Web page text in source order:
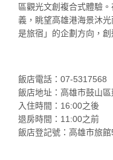
區觀光文創複合式體驗
義，眺望高雄港海景沐
是旅宿」的企劃方向，
飯店電話：07-5317568
飯店地址：高雄市鼓山
入住時間：16:00之後
退房時間：11:00之前
飯店登記號：高雄市旅